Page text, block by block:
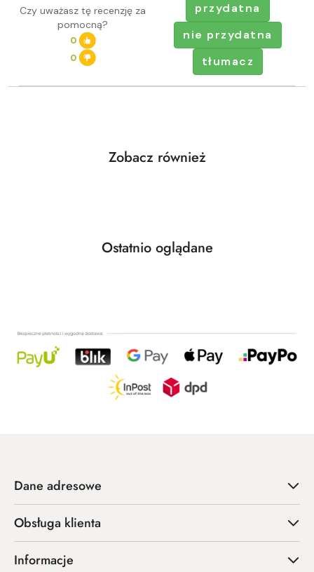
Czy uważasz tę recenzję za
pomocną?
0
0
przydatna
nie przydatna
tłumacz
Pomiń karuzelę produktów
Produkty
Zobacz również
Pomiń karuzelę produktów
Produkty
Ostatnio oglądane
Dane adresowe
Obsługa klienta
Informacje